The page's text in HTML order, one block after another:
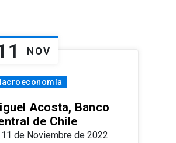
NOV
Acosta, Banco
de Chile
11 de Noviembre de 2022